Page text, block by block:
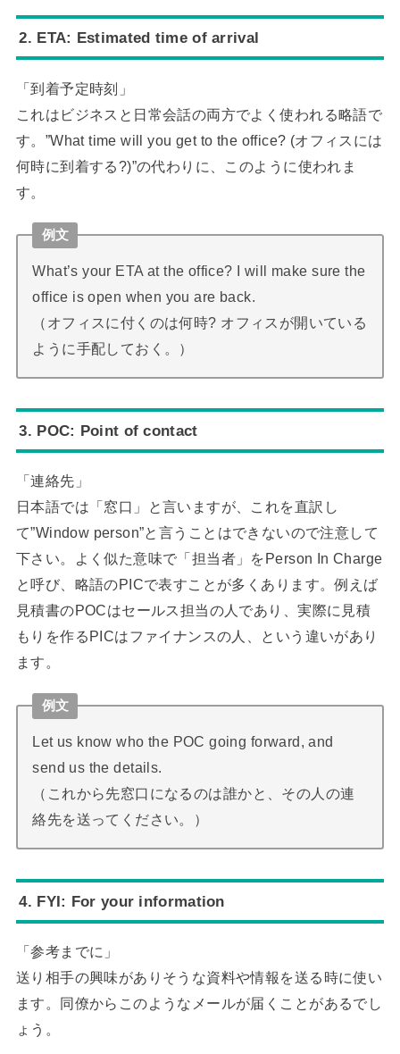
2. ETA: Estimated time of arrival
「到着予定時刻」
これはビジネスと日常会話の両方でよく使われる略語で
す。”What time will you get to the office? (オフィスには
何時に到着する?)”の代わりに、このように使われま
す。
例文
What’s your ETA at the office? I will make sure the
office is open when you are back.
（オフィスに付くのは何時? オフィスが開いている
ように手配しておく。）
3. POC: Point of contact
「連絡先」
日本語では「窓口」と言いますが、これを直訳し
て”Window person”と言うことはできないので注意して
下さい。よく似た意味で「担当者」をPerson In Charge
と呼び、略語のPICで表すことが多くあります。例えば
見積書のPOCはセールス担当の人であり、実際に見積
もりを作るPICはファイナンスの人、という違いがあり
ます。
例文
Let us know who the POC going forward, and
send us the details.
（これから先窓口になるのは誰かと、その人の連
絡先を送ってください。）
4. FYI: For your information
「参考までに」
送り相手の興味がありそうな資料や情報を送る時に使い
ます。同僚からこのようなメールが届くことがあるでし
ょう。